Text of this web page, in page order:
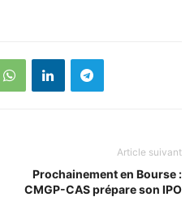
Article suivant
Prochainement en Bourse :
CMGP-CAS prépare son IPO